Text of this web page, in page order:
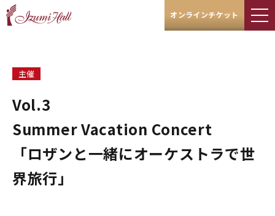
オンラインチケット
主催
Vol.3
Summer Vacation Concert
「ロザンと一緒にオーケストラで世
界旅行」